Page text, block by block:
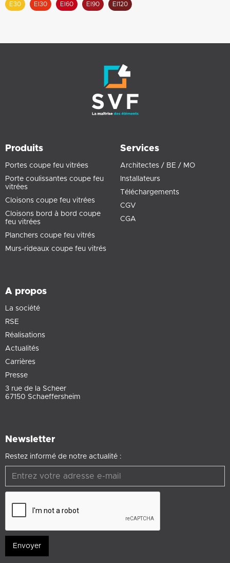
E30 EI30 EI60 EI90 EI120
Produits
Portes coupe feu vitrées
Porte coulissantes coupe feu
vitrées
Cloisons coupe feu vitrées
Cloisons bord à bord coupe
feu vitrées
Planchers coupe feu vitrés
Murs-rideaux coupe feu vitrés
Services
Architectes / BE / MO
Installateurs
Téléchargements
CGV
CGA
A propos
La société
RSE
Réalisations
Actualités
Carrières
Presse
3 rue de la Scheer
67150 Schaeffersheim
Newsletter
Restez informé de notre actualité :